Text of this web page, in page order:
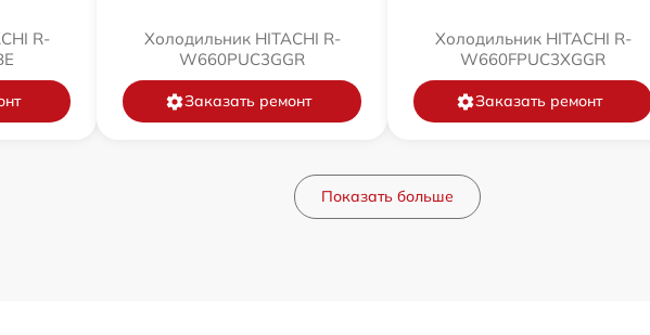
R-
Холодильник HITACHI R-
W660PUC3GGR
Заказать ремонт
Холодильник HITACHI R-
W660FPUC3XGGR
Заказать ремонт
Показать больше